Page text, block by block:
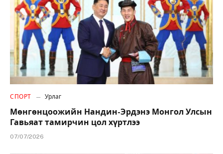
СПОРТ Урлаг
Мөнгөнцоожийн Нандин-Эрдэнэ Монгол Улсын
Гавьяат тамирчин цол хүртлээ
07/07/2026